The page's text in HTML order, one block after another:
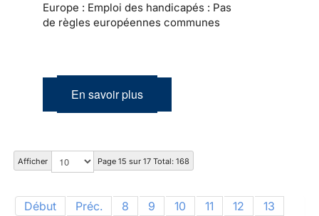
Europe : Emploi des handicapés : Pas
de règles européennes communes
En savoir plus
Afficher Page 15 sur 17 Total: 168
Début Préc. 8 9 10 11 12 13